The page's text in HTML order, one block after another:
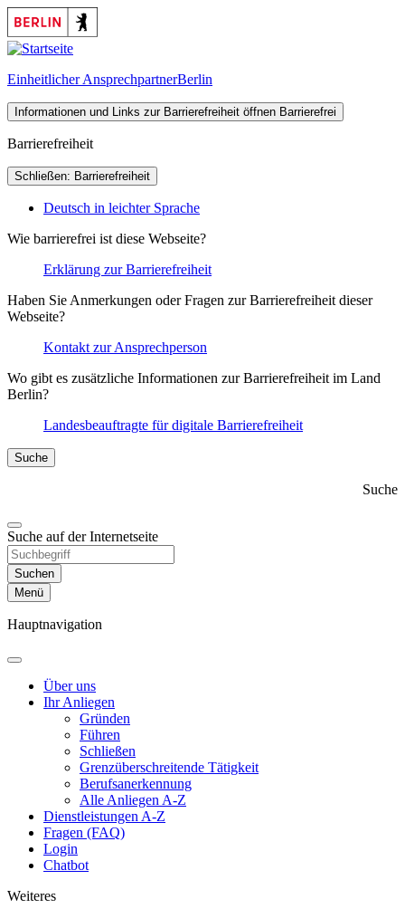
Einheitlicher AnsprechpartnerBerlin
Informationen und Links zur Barrierefreiheit öffnen Barrierefrei
Barrierefreiheit
Schließen: Barrierefreiheit
Deutsch in leichter Sprache
Wie barrierefrei ist diese Webseite?
Erklärung zur Barrierefreiheit
Haben Sie Anmerkungen oder Fragen zur Barrierefreiheit dieser
Webseite?
Kontakt zur Ansprechperson
Wo gibt es zusätzliche Informationen zur Barrierefreiheit im Land
Berlin?
Landesbeauftragte für digitale Barrierefreiheit
Suche
Suche
Suche auf der Internetseite
Suchen
Menü
Hauptnavigation
Über uns
Ihr Anliegen
Gründen
Führen
Schließen
Grenzüber­schreitende Tätigkeit
Berufs­anerkennung
Alle Anliegen A-Z
Dienstleistungen A-Z
Fragen (FAQ)
Login
Chatbot
Weiteres